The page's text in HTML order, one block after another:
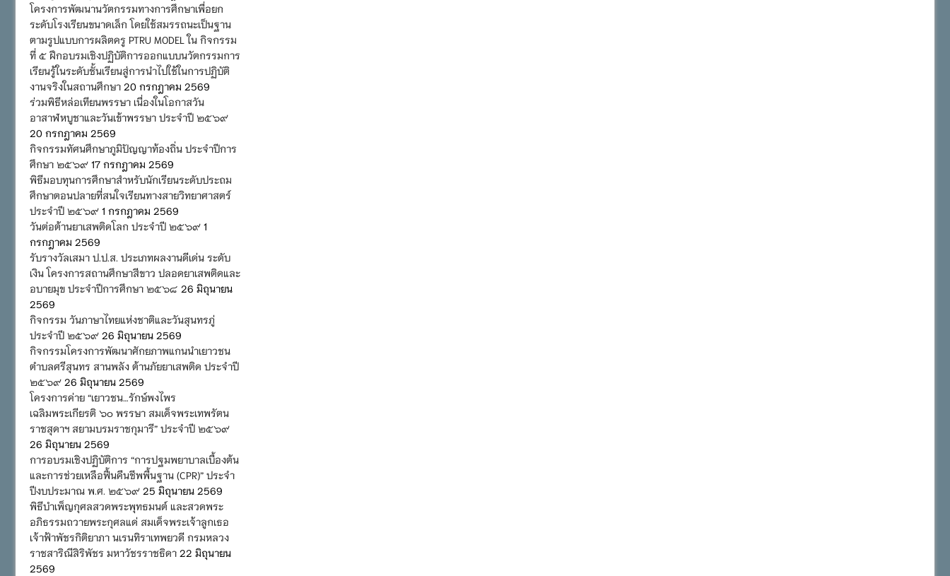
โครงการพัฒนานวัตกรรมทางการศึกษาเพื่อยก
ระดับโรงเรียนขนาดเล็ก โดยใช้สมรรถนะเป็นฐาน
ตามรูปแบบการผลิตครู PTRU MODEL ใน กิจกรรม
ที่ ๕ ฝึกอบรมเชิงปฏิบัติการออกแบบนวัตกรรมการ
เรียนรู้ในระดับชั้นเรียนสู่การนำไปใช้ในการปฏิบัติ
งานจริงในสถานศึกษา 20 กรกฎาคม 2569
ร่วมพิธีหล่อเทียนพรรษา เนื่องในโอกาสวัน
อาสาฬหบูชาและวันเข้าพรรษา ประจำปี ๒๕๖๙
20 กรกฎาคม 2569
กิจกรรมทัศนศึกษาภูมิปัญญาท้องถิ่น ประจำปีการ
ศึกษา ๒๕๖๙ 17 กรกฎาคม 2569
พิธีมอบทุนการศึกษาสำหรับนักเรียนระดับประถม
ศึกษาตอนปลายที่สนใจเรียนทางสายวิทยาศาสตร์
ประจำปี ๒๕๖๙ 1 กรกฎาคม 2569
วันต่อต้านยาเสพติดโลก ประจำปี ๒๕๖๙ 1
กรกฎาคม 2569
รับรางวัลเสมา ป.ป.ส. ประเภทผลงานดีเด่น ระดับ
เงิน โครงการสถานศึกษาสีขาว ปลอดยาเสพติดและ
อบายมุข ประจำปีการศึกษา ๒๕๖๘ 26 มิถุนายน
2569
กิจกรรม วันภาษาไทยแห่งชาติและวันสุนทรภู่
ประจำปี ๒๕๖๙ 26 มิถุนายน 2569
กิจกรรมโครงการพัฒนาศักยภาพแกนนำเยาวชน
ตำบลศรีสุนทร สานพลัง ต้านภัยยาเสพติด ประจำปี
๒๕๖๙ 26 มิถุนายน 2569
โครงการค่าย “เยาวชน…รักษ์พงไพร
เฉลิมพระเกียรติ ๖๐ พรรษา สมเด็จพระเทพรัตน
ราชสุดาฯ สยามบรมราชกุมารี” ประจำปี ๒๕๖๙
26 มิถุนายน 2569
การอบรมเชิงปฏิบัติการ “การปฐมพยาบาลเบื้องต้น
และการช่วยเหลือฟื้นคืนชีพพื้นฐาน (CPR)” ประจำ
ปีงบประมาณ พ.ศ. ๒๕๖๙ 25 มิถุนายน 2569
พิธีบำเพ็ญกุศลสวดพระพุทธมนต์ และสวดพระ
อภิธรรมถวายพระกุศลแด่ สมเด็จพระเจ้าลูกเธอ
เจ้าฟ้าพัชรกิติยาภา นเรนทิราเทพยวดี กรมหลวง
ราชสาริณีสิริพัชร มหาวัชรราชธิดา 22 มิถุนายน
2569